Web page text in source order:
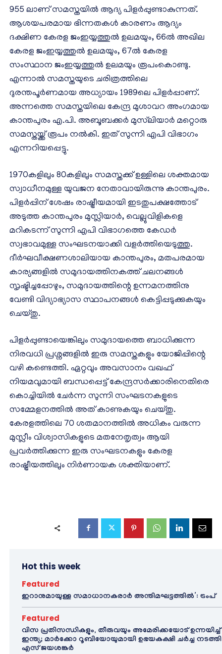
955 ലാണ് സമസ്തയിൽ ആദ്യ പിളർപ്പുണ്ടാകുന്നത്.
ആശയപരമായ ഭിന്നതകൾ കാരണം ആദ്യം
ദക്ഷിണ കേരള ജംഇയ്യത്തുൽ ഉലമയും, 66ൽ അഖില
കേരള ജംഇയ്യത്തുൽ ഉലമയും, 67ൽ കേരള
സംസ്ഥാന ജംഇയ്യത്തുൽ ഉലമയും രൂപംകൊണ്ടു.
എന്നാൽ സമസ്തയുടെ ചരിത്രത്തിലെ
ദുരന്തപൂർണമായ അധ്യായം 1989ലെ പിളർപ്പാണ്.
അന്നത്തെ സമസ്തയിലെ കേന്ദ്ര മുശാവറ അംഗമായ
കാന്തപുരം എ.പി. അബൂബക്കർ മുസ്‌ലിയാർ മറ്റൊരു
സമസ്തയ്ക്ക് രൂപം നൽകി. ഇത് സുന്നി എപി വിഭാഗം
എന്നറിയപ്പെട്ടു.
1970കളിലും 80കളിലും സമസ്തക്ക് ഉള്ളിലെ ശക്തമായ
സ്വാധീനമുള്ള യുവജന നേതാവായിരുന്നു കാന്തപുരം.
പിളർപ്പിന് ശേഷം രാഷ്ട്രീയമായി ഇടതുപക്ഷത്തോട്
അടുത്ത കാന്തപുരം മുസ്ലിയാർ, വെല്ലുവിളികളെ
മറികടന്ന് സുന്നി എപി വിഭാഗത്തെ കേഡർ
സ്വഭാവമുള്ള സംഘടനയാക്കി വളർത്തിയെടുത്തു.
ദീർഘവീക്ഷണശാലിയായ കാന്തപുരം, മതപരമായ
കാര്യങ്ങളിൽ സമുദായത്തിനകത്ത് ചലനങ്ങൾ
സൃഷ്ടിച്ചപ്പോഴും, സമുദായത്തിന്റെ ഉന്നമനത്തിനു
വേണ്ടി വിദ്യാഭ്യാസ സ്ഥാപനങ്ങൾ കെട്ടിപ്പടുക്കുകയും
ചെയ്തു.
പിളർപ്പുണ്ടായെങ്കിലും സമുദായത്തെ ബാധിക്കുന്ന
നിരവധി പ്രശ്നങ്ങളിൽ ഇരു സമസ്തകളും യോജിപ്പിന്റെ
വഴി കണ്ടെത്തി. ഏറ്റവും അവസാനം വഖഫ്
നിയമവുമായി ബന്ധപ്പെട്ട് കേന്ദ്രസർക്കാരിനെതിരെ
കൊച്ചിയിൽ ചേർന്ന സുന്നി സംഘടനകളുടെ
സമ്മേളനത്തിൽ അത് കാണുകയും ചെയ്തു.
കേരളത്തിലെ 70 ശതമാനത്തിൽ അധികം വരുന്ന
മുസ്ലീം വിശ്വാസികളുടെ മതനേതൃത്വം ആയി
പ്രവർത്തിക്കുന്ന ഇരു സംഘടനകളും കേരള
രാഷ്ട്രീയത്തിലും നിർണായക ശക്തിയാണ്.
Hot this week
Featured
ഇറാനുമായുള്ള സമാധാനകരാർ അന്തിമഘട്ടത്തിൽ‌’: ട്രംപ്
Featured
വിസ പ്രതിസന്ധികളും, തീരുവയും അമേരിക്കയോട് ഉന്നയിച്ച്
ഇന്ത്യ; മാർക്കോ റൂബിയോയുമായി ഉഭയകക്ഷി ചർച്ച നടത്തി
എസ് ജയശങ്കർ